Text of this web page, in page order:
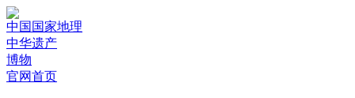
中国国家地理
中华遗产
博物
官网首页